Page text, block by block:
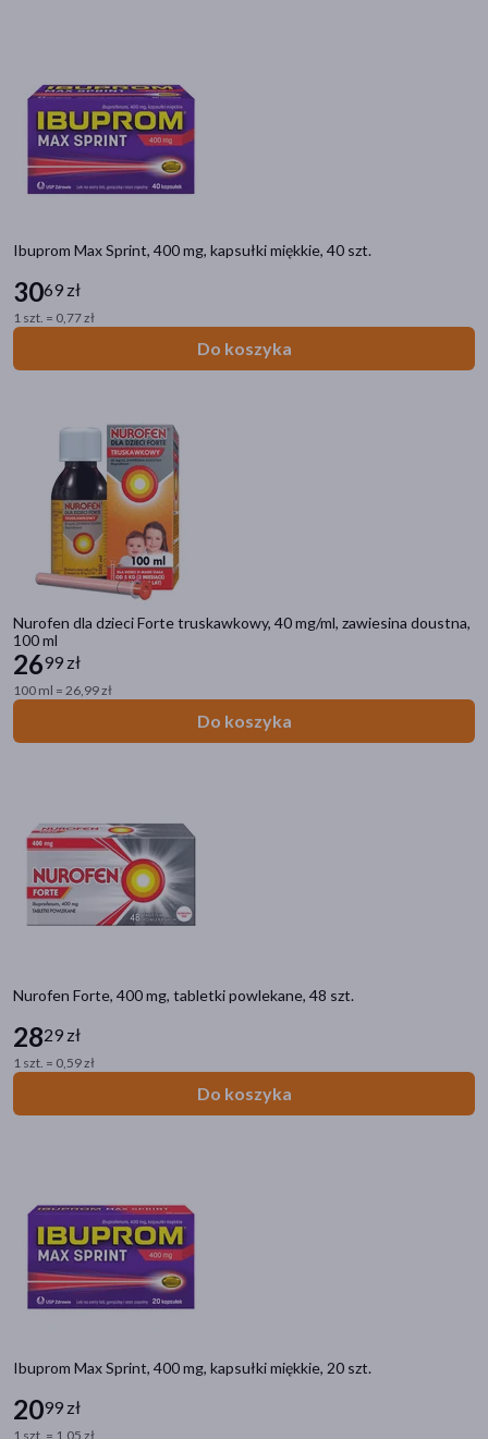
Ibuprom Max Sprint, 400 mg, kapsułki miękkie, 40 szt.
3069 zł
1 szt. = 0,77 zł
Do koszyka
Nurofen dla dzieci Forte truskawkowy, 40 mg/ml, zawiesina doustna,
100 ml
2699 zł
100 ml = 26,99 zł
Do koszyka
Nurofen Forte, 400 mg, tabletki powlekane, 48 szt.
2829 zł
1 szt. = 0,59 zł
Do koszyka
Ibuprom Max Sprint, 400 mg, kapsułki miękkie, 20 szt.
2099 zł
1 szt. = 1,05 zł